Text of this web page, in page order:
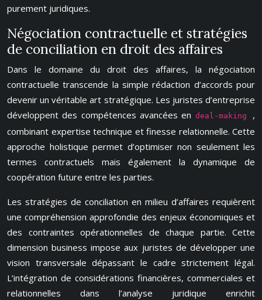
purement juridiques.
Négociation contractuelle et stratégies
de conciliation en droit des affaires
Dans le domaine du droit des affaires, la négociation
contractuelle transcende la simple rédaction d’accords pour
devenir un véritable art stratégique. Les juristes d’entreprise
développent des compétences avancées en deal-making ,
combinant expertise technique et finesse relationnelle. Cette
approche holistique permet d’optimiser non seulement les
termes contractuels mais également la dynamique de
coopération future entre les parties.
Les stratégies de conciliation en milieu d’affaires requièrent
une compréhension approfondie des enjeux économiques et
des contraintes opérationnelles de chaque partie. Cette
dimension business impose aux juristes de développer une
vision transversale dépassant le cadre strictement légal.
L’intégration de considérations financières, commerciales et
relationnelles dans l’analyse juridique enrichit